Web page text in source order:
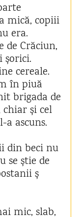
mică, copiii
era.
Crăciun,
șorici.
cereale.
în piuă
brigada de
și cel
ascuns.
din beci nu
se știe de
ș
mic, slab,